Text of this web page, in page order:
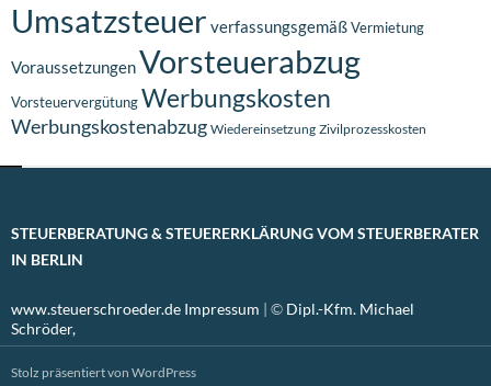
Umsatzsteuer verfassungsgemäßVermietung
VoraussetzungenVorsteuerabzug
VorsteuervergütungWerbungskosten
Werbungskostenabzug Wiedereinsetzung Zivilprozesskosten
STEUERBERATUNG & STEUERERKLÄRUNG VOM STEUERBERATER
IN BERLIN
www.steuerschroeder.de Impressum | © Dipl.-Kfm. Michael
Schröder,
Stolz präsentiert von WordPress